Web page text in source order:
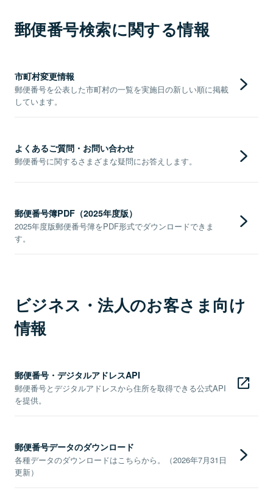
郵便番号検索に関する情報
市町村変更情報
郵便番号を公表した市町村の一覧を実施日の新しい順に掲載
しています。
よくあるご質問・お問い合わせ
郵便番号に関するさまざまな疑問にお答えします。
郵便番号簿PDF（2025年度版）
2025年度版郵便番号簿をPDF形式でダウンロードできま
す。
ビジネス・法人のお客さま向け
情報
郵便番号・デジタルアドレスAPI
郵便番号とデジタルアドレスから住所を取得できる公式API
を提供。
郵便番号データのダウンロード
各種データのダウンロードはこちらから。（2026年7月31日
更新）